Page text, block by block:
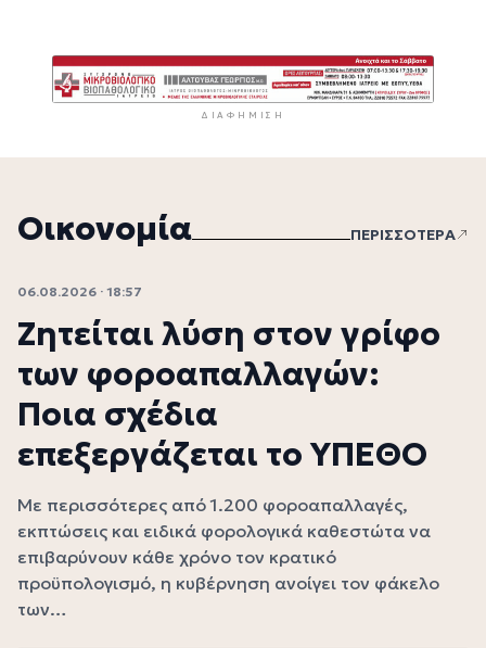
ΔΙΑΦΉΜΙΣΗ
Οικονομία ΠΕΡΙΣΣΟΤΕΡΑ
06.08.2026 · 18:57
Ζητείται λύση στον γρίφο
των φοροαπαλλαγών:
Ποια σχέδια
επεξεργάζεται το ΥΠΕΘΟ
Με περισσότερες από 1.200 φοροαπαλλαγές,
εκπτώσεις και ειδικά φορολογικά καθεστώτα να
επιβαρύνουν κάθε χρόνο τον κρατικό
προϋπολογισμό, η κυβέρνηση ανοίγει τον φάκελο
των…